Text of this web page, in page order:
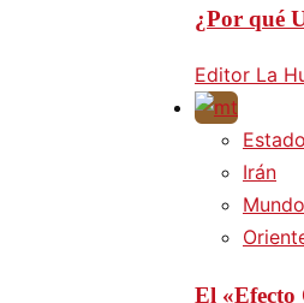
¿Por qué
Editor La
Irán
Mundo
El «Efecto